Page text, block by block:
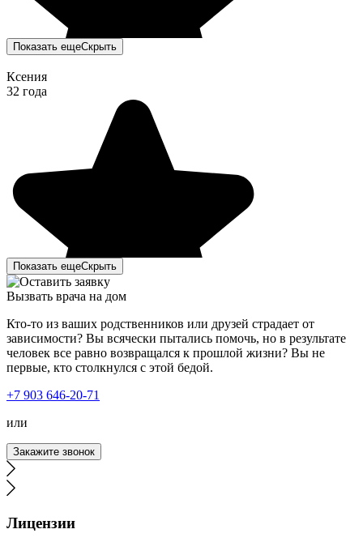
Показать ещеСкрыть
Ксения
32 года
Показать ещеСкрыть
Вызвать врача на дом
Кто-то из ваших родственников или друзей страдает от
зависимости? Вы всячески пытались помочь, но в результате
человек все равно возвращался к прошлой жизни? Вы не
первые, кто столкнулся с этой бедой.
+7 903 646-20-71
или
Закажите звонок
Лицензии